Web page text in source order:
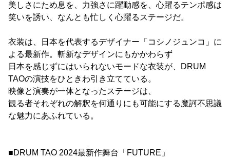
美しさにため息を、力強さに躍動感を、心躍るテンポ感は
笑いを誘い、なんとも忙しく心躍るステージだ。
衣装は、日本を代表するデザイナー「コシノジュンコ」に
よる最新作。斬新なデザインにもかかわらず
日本を感じずにはいられないモードな衣装が、DRUM
TAOの演技をひときわ引き立てている。
映像と演奏が一体となったステージは、
観る者それぞれの解釈を何通りにも可能にする魔訶不思議
な魅力にあふれている。
■DRUM TAO 2024最新作舞台「FUTURE」